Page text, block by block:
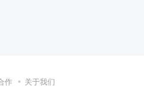
作 关于我们